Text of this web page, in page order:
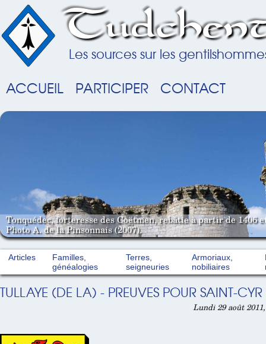
Les sources sur les
ACCUEIL PARTICIPER CONTACT
Tonquédec, forteresse des Coëtmen, rebâtie à partir de 1406
Photo A. de la Pinsonnais (2007).
Articles
Familles,
généalogies
Terres,
seigneuries
Armoriaux,
nobiliaires
TULLAYE (DE LA) - PREUVES POUR SAINT-
Lundi 29 août